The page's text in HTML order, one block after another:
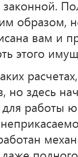
законной.
образом,
вам и
этого
но здесь
работы